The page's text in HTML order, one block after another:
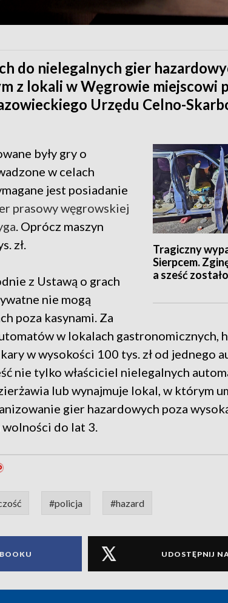
do nielegalnych gier
z lokali w Węgrowie miejscowi
Urzędu Celno-
Tragiczny
Sierpcem.
a sześć
były gry o
w celach
jest posiadanie
prasowy węgrowskiej
. Oprócz maszyn
zł.
z Ustawą o grach
nie mogą
poza kasynami. Za
w lokalach gastronomicznych,
w wysokości 100 tys. zł od jednego
nie tylko właściciel nielegalnych
lub wynajmuje lokal, w którym
gier hazardowych poza
do lat 3.
#policja #hazard
UDOSTĘPNIJ